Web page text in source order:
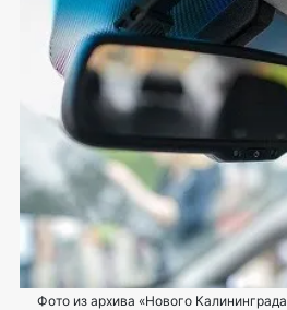
Фото из архива «Нового